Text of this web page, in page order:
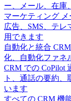
ー、メール、在庫
マーケティング
広告、SMS、テ
用できます
自動化と統合
化、自動化ファネ
CRM での CoPilot
ト、通話の要約
います
すべての CRM 機